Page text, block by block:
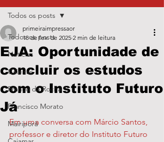
Todos os posts
Notícias
Caieiras
Franco da Rocha
Francisco Morato
Mairiporã
Todos os posts
EJA: Oportunidade de
concluir os estudos
com o Instituto Futuro
Já
primeiraimpressaor
18 de fev. de 2025 2 min de leitura
Em uma conversa com Márcio Santos,
professor e diretor do Instituto Futuro